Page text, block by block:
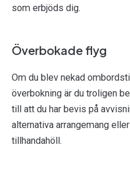
som erbjöds dig.
Överbokade flyg
Om du blev nekad
överbokning är du troligen
till att du har bevis på
alternativa arrangemang
tillhandahöll.